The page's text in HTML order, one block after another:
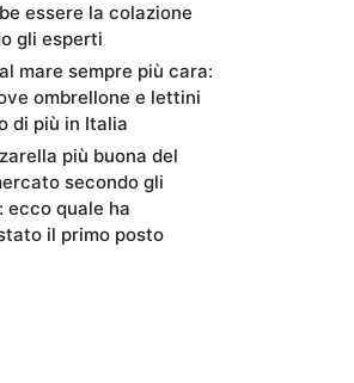
essere la colazione
gli esperti
mare sempre più cara:
ombrellone e lettini
di più in Italia
più buona del
secondo gli
ecco quale ha
il primo posto